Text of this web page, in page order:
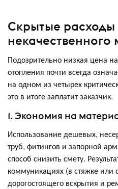
Скрытые расходы
Подозрительно низкая цена
отопления почти всегда
на одном из четырех
это в итоге заплатит заказчик.
1. Экономия на
Использование дешевых,
труб, фитингов и запорной
способ снизить смету.
коммуникациях (в стяжке или
дорогостоящего вскрытия и